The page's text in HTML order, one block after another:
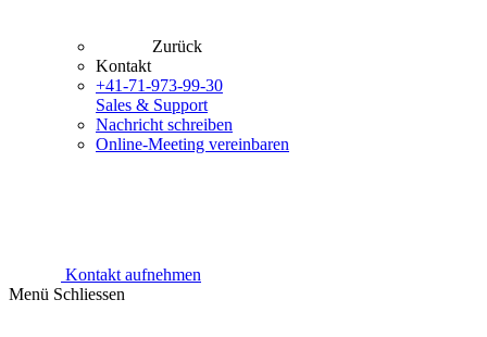
Zurück
Kontakt
+41-71-973-99-30
Sales & Support
Nachricht schreiben
Online-Meeting vereinbaren
Kontakt aufnehmen
Menü Schliessen